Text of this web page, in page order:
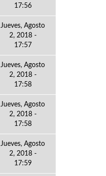
17:56
Jueves, Agosto
2, 2018 -
17:57
Jueves, Agosto
2, 2018 -
17:58
Jueves, Agosto
2, 2018 -
17:58
Jueves, Agosto
2, 2018 -
17:59